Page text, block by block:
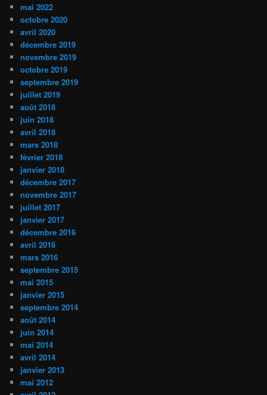
mai 2022
octobre 2020
avril 2020
décembre 2019
novembre 2019
octobre 2019
septembre 2019
juillet 2019
août 2018
juin 2018
avril 2018
mars 2018
février 2018
janvier 2018
décembre 2017
novembre 2017
juillet 2017
janvier 2017
décembre 2016
avril 2016
mars 2016
septembre 2015
mai 2015
janvier 2015
septembre 2014
août 2014
juin 2014
mai 2014
avril 2014
janvier 2013
mai 2012